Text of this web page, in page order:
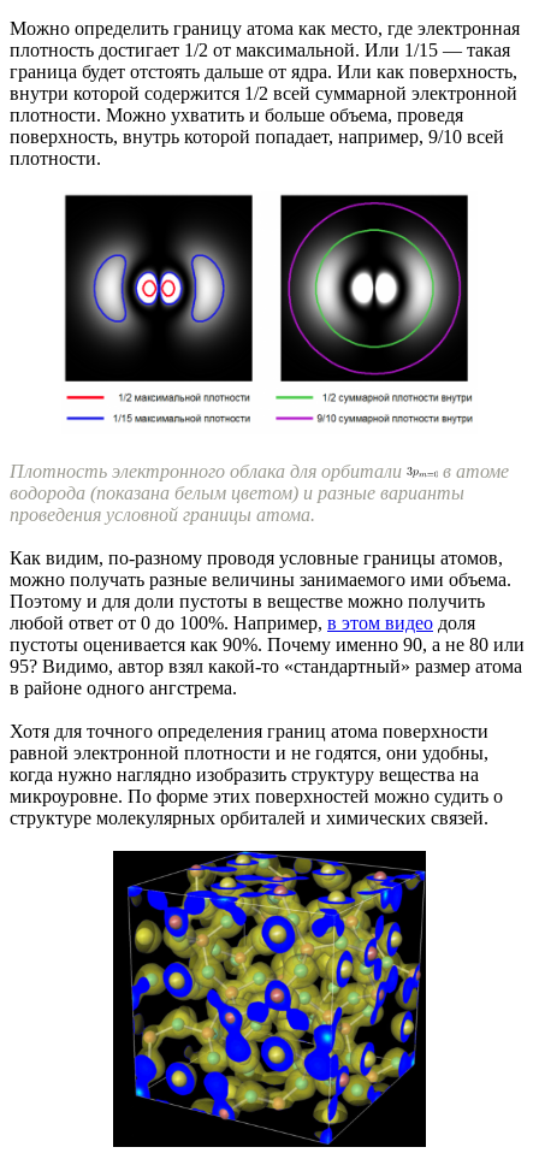
Можно определить границу атома как место, где электронная
плотность достигает 1/2 от максимальной. Или 1/15 — такая
граница будет отстоять дальше от ядра. Или как поверхность,
внутри которой содержится 1/2 всей суммарной электронной
плотности. Можно ухватить и больше объема, проведя
поверхность, внутрь которой попадает, например, 9/10 всей
плотности.
Плотность электронного облака для орбитали
в атоме
водорода (показана белым цветом) и разные варианты
проведения условной границы атома.
Как видим, по-разному проводя условные границы атомов,
можно получать разные величины занимаемого ими объема.
Поэтому и для доли пустоты в веществе можно получить
любой ответ от 0 до 100%. Например, в этом видео доля
пустоты оценивается как 90%. Почему именно 90, а не 80 или
95? Видимо, автор взял какой-то «стандартный» размер атома
в районе одного ангстрема.
Хотя для точного определения границ атома поверхности
равной электронной плотности и не годятся, они удобны,
когда нужно наглядно изобразить структуру вещества на
микроуровне. По форме этих поверхностей можно судить о
структуре молекулярных орбиталей и химических связей.